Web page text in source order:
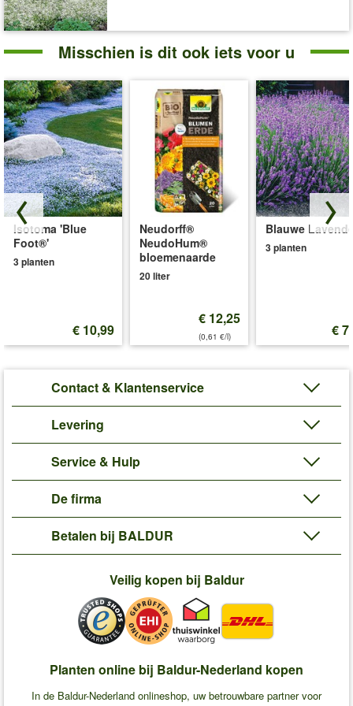
Misschien is dit ook iets voor u
Isotoma 'Blue
Foot®'
3 planten
€ 10,99
Neudorff®
NeudoHum®
bloemenaarde
20 liter
€ 12,25
(0,61 €/l)
Blauwe
3 planten
€
Contact & Klantenservice
Levering
Service & Hulp
De firma
Betalen bij BALDUR
Veilig kopen bij Baldur
Planten online bij Baldur-Nederland kopen
In de Baldur-Nederland onlineshop, uw betrouwbare partner voor